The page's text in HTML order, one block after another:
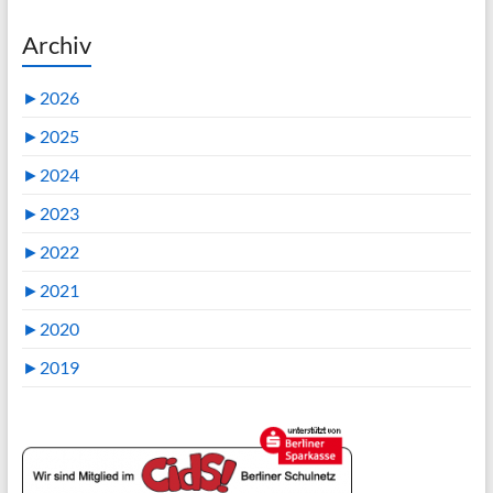
Archiv
► 2026
► 2025
► 2024
► 2023
► 2022
► 2021
► 2020
► 2019